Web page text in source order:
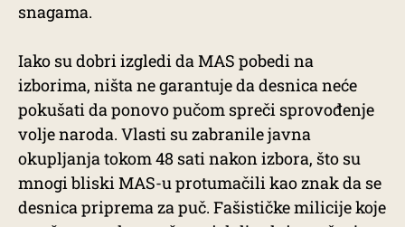
snagama.
Iako su dobri izgledi da MAS pobedi na
izborima, ništa ne garantuje da desnica neće
pokušati da ponovo pučom spreči sprovođenje
volje naroda. Vlasti su zabranile javna
okupljanja tokom 48 sati nakon izbora, što su
mnogi bliski MAS-u protumačili kao znak da se
desnica priprema za puč. Fašističke milicije koje